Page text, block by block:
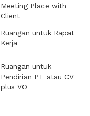
Meeting Place with
Client
Ruangan untuk Rapat
Kerja
Ruangan untuk
Pendirian PT atau CV
plus VO